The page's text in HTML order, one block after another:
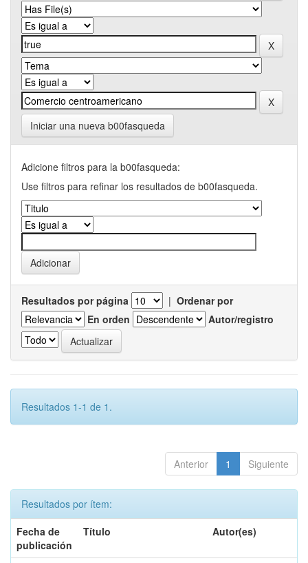
Iniciar una nueva b00fasqueda
Adicione filtros para la b00fasqueda:
Use filtros para refinar los resultados de b00fasqueda.
Resultados por página | Ordenar por
En orden
Autor/registro
Resultados 1-1 de 1.
Anterior 1 Siguiente
Resultados por ítem:
Fecha de
publicación
Título Autor(es)